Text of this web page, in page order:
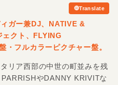
Translate
ガー兼DJ、NATIVE &
クト、FLYING
・フルカラーピクチャー盤。
リア西部の中世の町並みを残
やDANNY KRIVITな